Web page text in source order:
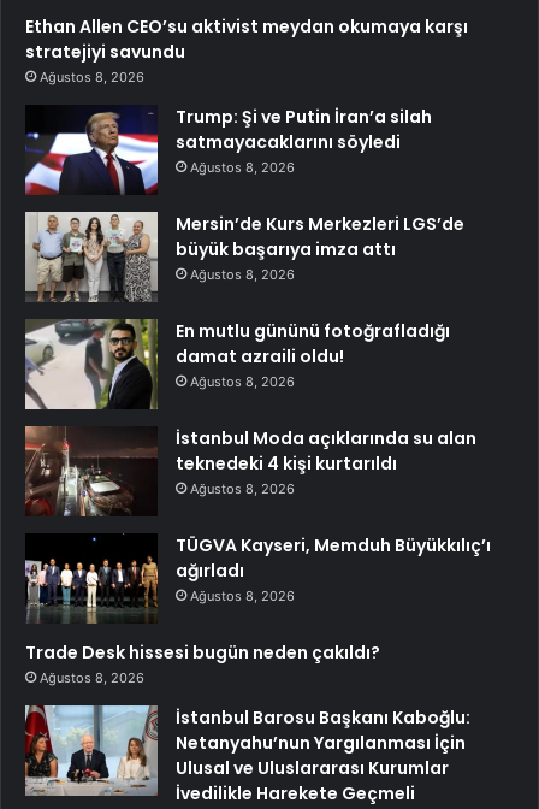
Ethan Allen CEO’su aktivist meydan okumaya karşı
stratejiyi savundu
Ağustos 8, 2026
Trump: Şi ve Putin İran’a silah
satmayacaklarını söyledi
Ağustos 8, 2026
Mersin’de Kurs Merkezleri LGS’de
büyük başarıya imza attı
Ağustos 8, 2026
En mutlu gününü fotoğrafladığı
damat azraili oldu!
Ağustos 8, 2026
İstanbul Moda açıklarında su alan
teknedeki 4 kişi kurtarıldı
Ağustos 8, 2026
TÜGVA Kayseri, Memduh Büyükkılıç’ı
ağırladı
Ağustos 8, 2026
Trade Desk hissesi bugün neden çakıldı?
Ağustos 8, 2026
İstanbul Barosu Başkanı Kaboğlu:
Netanyahu’nun Yargılanması İçin
Ulusal ve Uluslararası Kurumlar
İvedilikle Harekete Geçmeli